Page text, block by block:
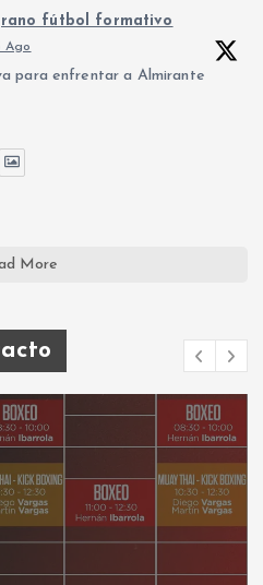
fútbol formativo
Ago
para enfrentar a Almirante
More